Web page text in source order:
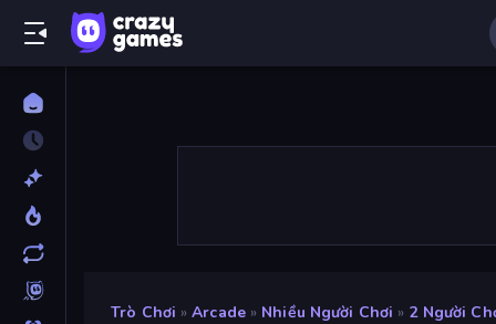
Trò Chơi » Arcade » Nhiều Người Chơi » 2 Người